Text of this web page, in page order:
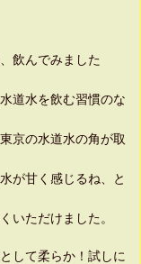
飲んでみました
道水を飲む習慣のな
京の水道水の角が取
が甘く感じるね、と
いただけました。
して柔らか！試しに